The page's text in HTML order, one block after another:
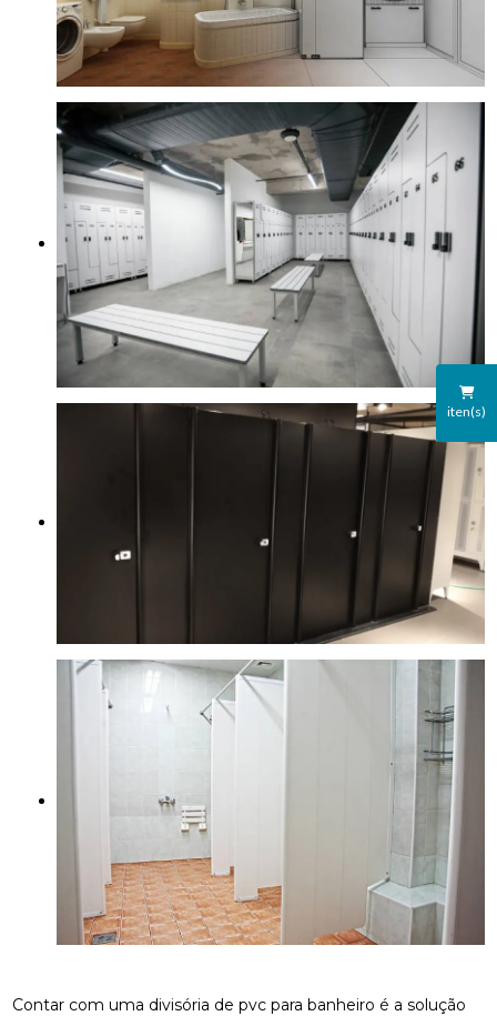
iten(s)
Contar com uma divisória de pvc para banheiro é a solução